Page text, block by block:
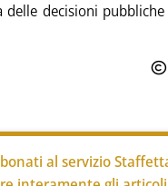
delle decisioni
al servizio